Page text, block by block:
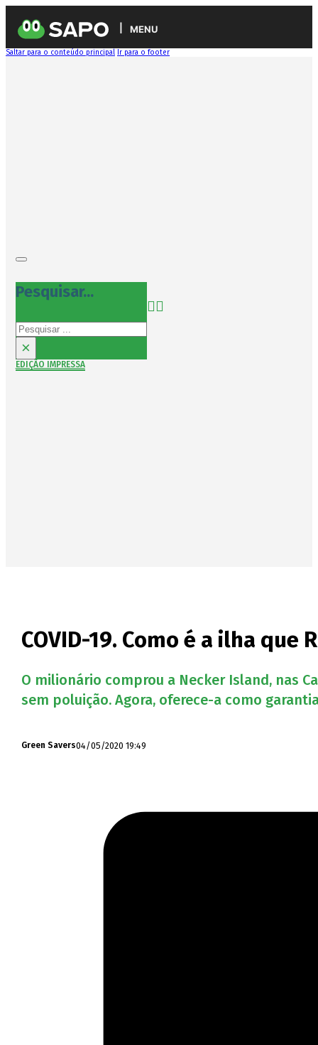
MENU
Saltar para o conteúdo principal Ir para o footer
Pesquisar...
Pesquisar
×
EDIÇÃO IMPRESSA
COVID-19. Como é a ilha
O milionário comprou a Necker Island, nas
sem poluição. Agora, oferece-a como
Green Savers04/05/2020 19:49